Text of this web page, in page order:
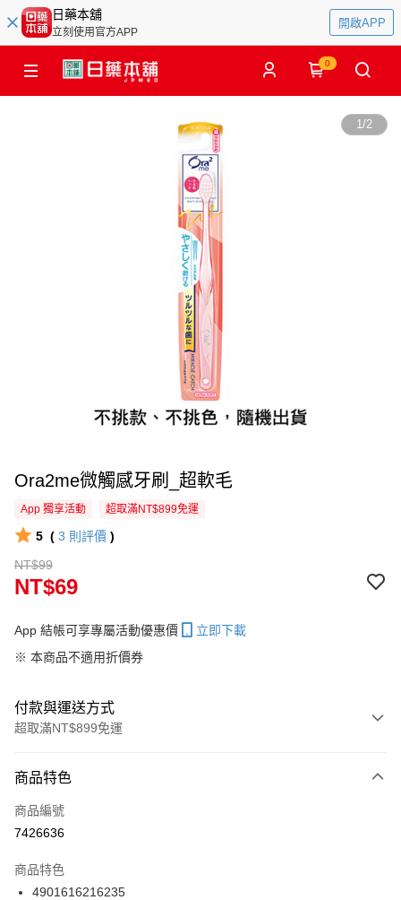
日藥本舖
立刻使用官方APP
開啟APP
0
1/2
Ora2me微觸感牙刷_超軟毛
App 獨享活動 超取滿NT$899免運
5 ( 3 則評價 )
NT$99
NT$69
App 結帳可享專屬活動優惠價
立即下載
※ 本商品不適用折價券
付款與運送方式
超取滿NT$899免運
信用卡一次付款
超商取貨付款
Apple Pay
商品特色
商品編號
7426636
商品特色
4901616216235